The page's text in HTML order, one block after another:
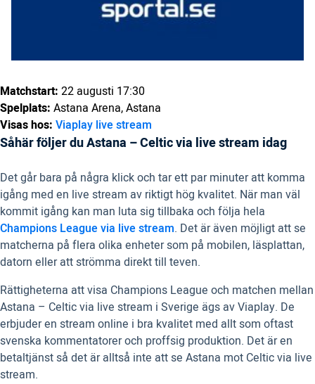
Matchstart: 22 augusti 17:30
Spelplats: Astana Arena, Astana
Visas hos: Viaplay live stream
Såhär följer du Astana – Celtic via live stream idag
Det går bara på några klick och tar ett par minuter att komma
igång med en live stream av riktigt hög kvalitet. När man väl
kommit igång kan man luta sig tillbaka och följa hela
Champions League via live stream. Det är även möjligt att se
matcherna på flera olika enheter som på mobilen, läsplattan,
datorn eller att strömma direkt till teven.
Rättigheterna att visa Champions League och matchen mellan
Astana – Celtic via live stream i Sverige ägs av Viaplay. De
erbjuder en stream online i bra kvalitet med allt som oftast
svenska kommentatorer och proffsig produktion. Det är en
betaltjänst så det är alltså inte att se Astana mot Celtic via live
stream.